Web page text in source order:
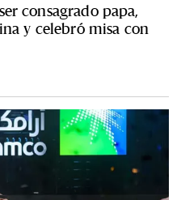
consagrado papa,
y celebró misa con